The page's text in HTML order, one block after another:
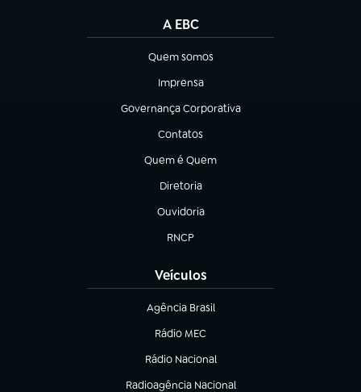
A EBC
Quem somos
(abre em nova aba)
Imprensa
(abre em nova aba)
Governança Corporativa
(abre em nova aba)
Contatos
(abre em nova aba)
Quem é Quem
(abre em nova aba)
Diretoria
(abre em nova aba)
Ouvidoria
(abre em nova aba)
RNCP
(abre em nova aba)
Veículos
Agência Brasil
(abre em nova aba)
Rádio MEC
Rádio Nacional
(abre em nova aba)
Radioagência Nacional